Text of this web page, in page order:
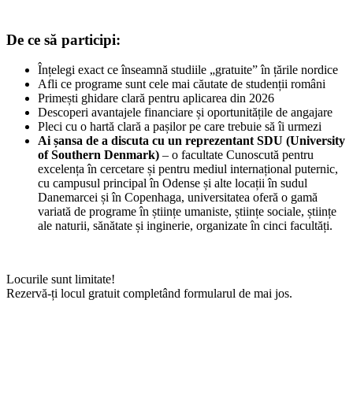
De ce să participi:
Înțelegi exact ce înseamnă studiile „gratuite” în țările nordice
Afli ce programe sunt cele mai căutate de studenții români
Primești ghidare clară pentru aplicarea din 2026
Descoperi avantajele financiare și oportunitățile de angajare
Pleci cu o hartă clară a pașilor pe care trebuie să îi urmezi
Ai șansa de a discuta cu un reprezentant SDU (University
of Southern Denmark) – o facultate Cunoscută pentru
excelența în cercetare și pentru mediul internațional puternic,
cu campusul principal în Odense și alte locații în sudul
Danemarcei și în Copenhaga, universitatea oferă o gamă
variată de programe în științe umaniste, științe sociale, științe
ale naturii, sănătate și inginerie, organizate în cinci facultăți.
Locurile sunt limitate!
Rezervă-ți locul gratuit completând formularul de mai jos.